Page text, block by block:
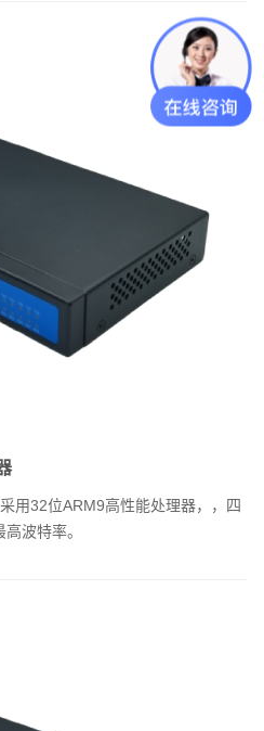
用32位ARM9高性能处理器，，四
波特率。